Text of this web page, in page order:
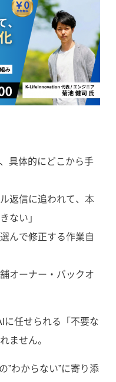
具体的にどこから手
返信に追われて、本
ない」
んで修正する作業自
オーナー・バックオ
に任せられる「不要な
ません。
”わからない”に寄り添